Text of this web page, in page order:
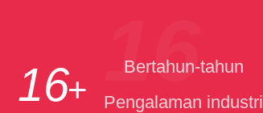
16+
Bertahun-tahun
Pengalaman industri
16